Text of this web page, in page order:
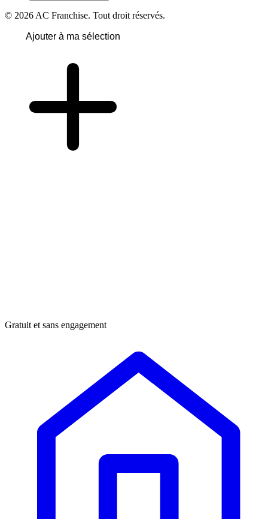
© 2026 AC Franchise. Tout droit réservés.
Ajouter à ma sélection
Gratuit et sans engagement